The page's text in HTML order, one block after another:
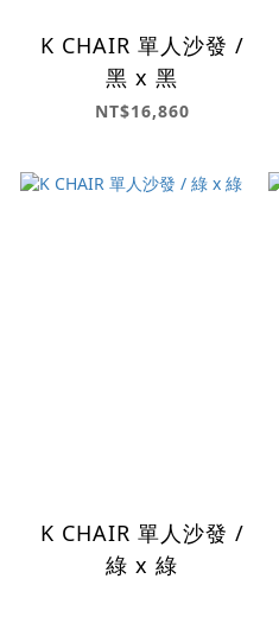
K CHAIR 單人沙發 /
黑 x 黑
NT$16,860
K CHAIR 單人沙發 /
綠 x 綠